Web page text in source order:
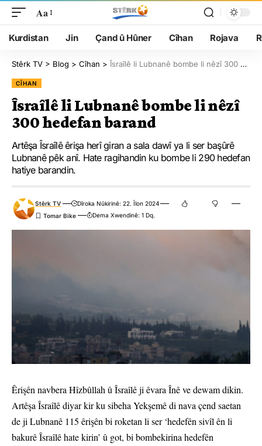
Aa
Kurdistan Jin Çand û Hûner Cîhan Rojava
Stêrk TV > Blog > Cîhan > Îsraîlê li Lubnanê bombe li nêzî 300 hedefan barand
CÎHAN
Îsraîlê li Lubnanê bombe li nêzî
300 hedefan barand
Artêşa Îsraîlê êrişa herî giran a sala dawî ya li ser başûrê
Lubnanê pêk anî. Hate ragihandin ku bombe li 290 hedefan
hatiye barandin.
Stêrk TV
Dîroka Nûkirinê: 22. Îlon 2024
Dema Xwendinê: 1 Dq.
Êrişên navbera Hîzbûllah û Îsraîlê ji êvara Înê ve dewam dikin.
Artêşa Îsraîlê diyar kir ku sibeha Yekşemê di nava çend saetan
de ji Lubnanê 115 êrişên bi roketan li ser ‘hedefên sivîl ên li
bakurê Îsraîlê hate kirin’ û got, bi bombekirina hedefên